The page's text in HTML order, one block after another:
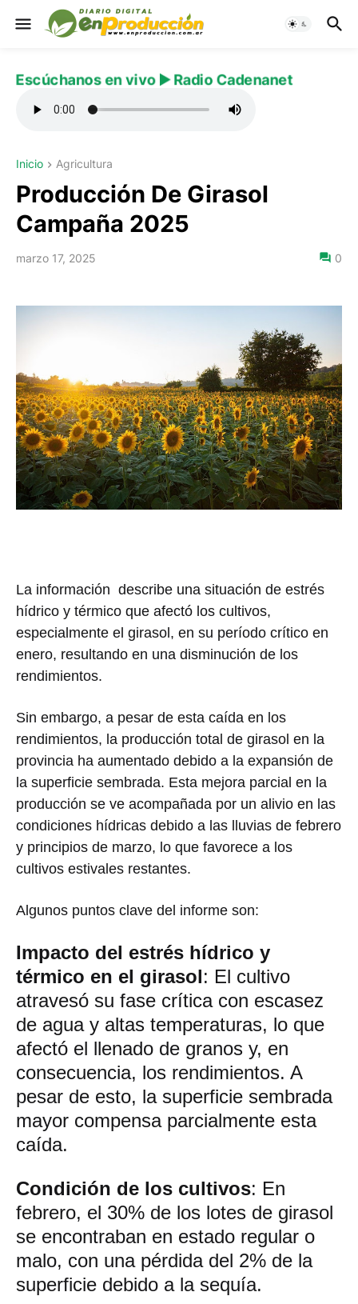
Escúchanos en vivo ▶️ Radio Cadenanet
Inicio Agricultura
Producción De Girasol
Campaña 2025
marzo 17, 2025 0
La información describe una situación de estrés
hídrico y térmico que afectó los cultivos,
especialmente el girasol, en su período crítico en
enero, resultando en una disminución de los
rendimientos.
Sin embargo, a pesar de esta caída en los
rendimientos, la producción total de girasol en la
provincia ha aumentado debido a la expansión de
la superficie sembrada. Esta mejora parcial en la
producción se ve acompañada por un alivio en las
condiciones hídricas debido a las lluvias de febrero
y principios de marzo, lo que favorece a los
cultivos estivales restantes.
Algunos puntos clave del informe son:
Impacto del estrés hídrico y
térmico en el girasol: El cultivo
atravesó su fase crítica con escasez
de agua y altas temperaturas, lo que
afectó el llenado de granos y, en
consecuencia, los rendimientos. A
pesar de esto, la superficie sembrada
mayor compensa parcialmente esta
caída.
Condición de los cultivos: En
febrero, el 30% de los lotes de girasol
se encontraban en estado regular o
malo, con una pérdida del 2% de la
superficie debido a la sequía.